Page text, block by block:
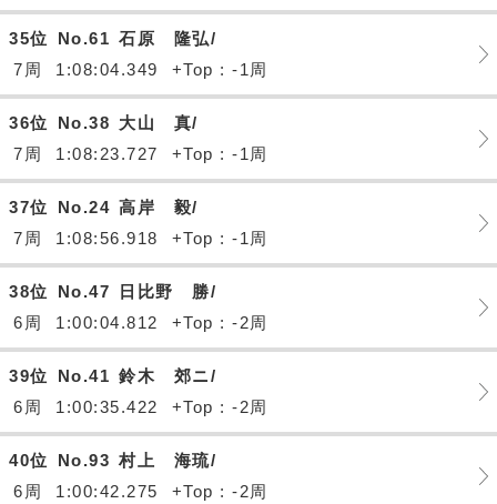
35位 No.61 石原 隆弘/
7周
1:08:04.349 +Top : -1周
36位 No.38 大山 真/
7周
1:08:23.727 +Top : -1周
37位 No.24 高岸 毅/
7周
1:08:56.918 +Top : -1周
38位 No.47
日比野 勝/
6周
1:00:04.812 +Top : -2周
39位 No.41 鈴木 郊ニ/
6周
1:00:35.422 +Top : -2周
40位 No.93 村上 海琉/
6周
1:00:42.275 +Top : -2周